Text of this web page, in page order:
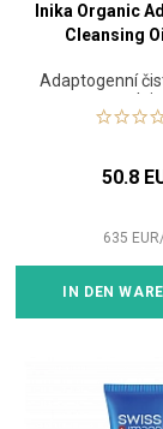
Inika Organic
Cleansing
Adaptogenní
olej
50.8
635 EUR
IN DEN